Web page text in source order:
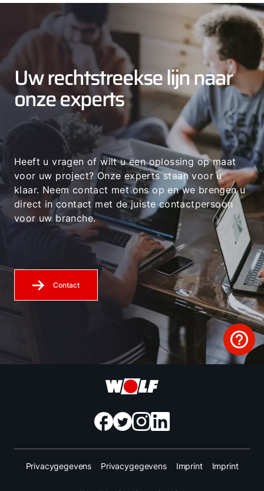
Uw rechtstreekse lijn naar
onze experts
Heeft u vragen of wilt u een oplossing op maat
voor uw project? Onze experts staan voor u
klaar. Neem contact met ons op en we brengen u
direct in contact met de juiste contactpersoon
voor uw branche.
Contact
Privacygegevens Privacygegevens Imprint Imprint